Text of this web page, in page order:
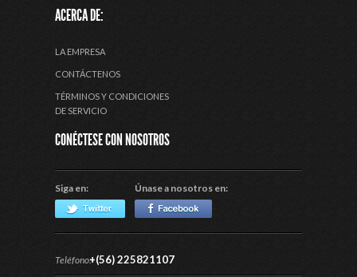
ACERCA DE:
LA EMPRESA
CONTÁCTENOS
TÉRMINOS Y CONDICIONES
DE SERVICIO
CONÉCTESE CON NOSOTROS
Siga en: Únase a nosotros en:
Teléfono:+(56) 225821107